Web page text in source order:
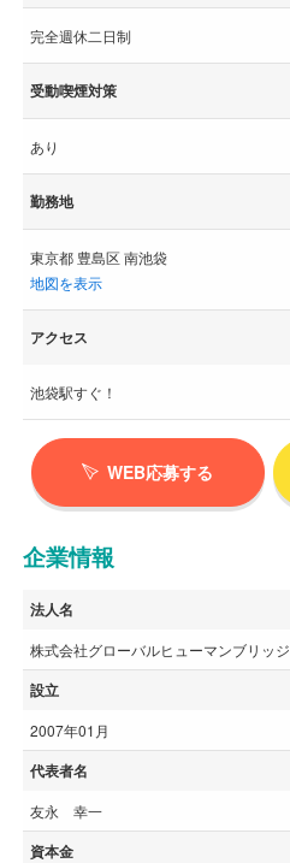
完全週休二日制
受動喫煙対策
あり
勤務地
東京都 豊島区 南池袋
地図を表示
アクセス
池袋駅すぐ！
WEB応募する
企業情報
法人名
株式会社グローバルヒューマンブリッジ
設立
2007年01月
代表者名
友永 幸一
資本金